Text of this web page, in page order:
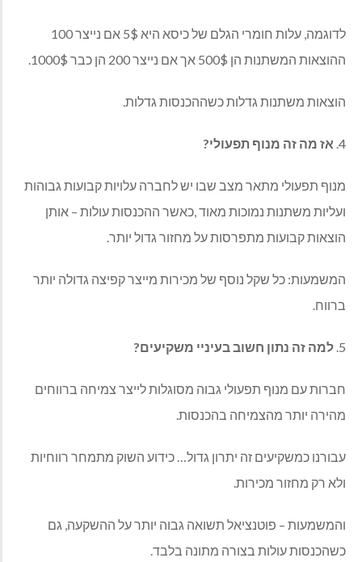
לדוגמה, עלות חומרי הגלם של כיסא היא 5$ אם נייצר 100
ההוצאות המשתנות הן 500$ אך אם נייצר 200 הן כבר 1000$.
הוצאות משתנות גדלות כשההכנסות גדלות.
4. אז מה זה מנוף תפעולי?
מנוף תפעולי מתאר מצב שבו יש לחברה עלויות קבועות גבוהות
ועליות משתנות נמוכות מאוד ,כאשר ההכנסות עולות – אותן
הוצאות קבועות מתפרסות על מחזור גדול יותר.
המשמעות: כל שקל נוסף של מכירות מייצר קפיצה גדולה יותר
ברווח.
5. למה זה נתון חשוב בעיניי משקיעים?
חברות עם מנוף תפעולי גבוה מסוגלות לייצר צמיחה ברווחים
מהירה יותר מהצמיחה בהכנסות.
עבורנו כמשקיעים זה יתרון גדול… כידוע השוק מתמחר רווחיות
ולא רק מחזור מכירות.
והמשמעות – פוטנציאל תשואה גבוה יותר על ההשקעה, גם
כשהכנסות עולות בצורה מתונה בלבד.